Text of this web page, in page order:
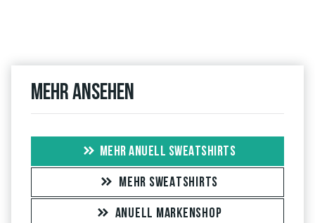
Mehr ansehen
MEHR ANUELL SWEATSHIRTS
MEHR SWEATSHIRTS
ANUELL MARKENSHOP